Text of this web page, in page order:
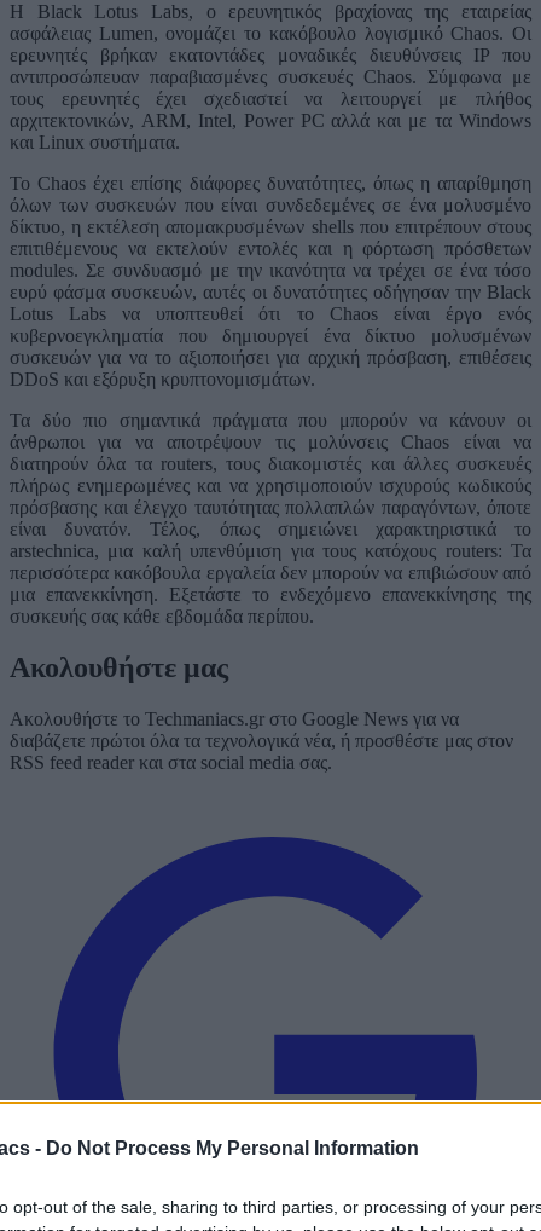
- Do Not Process My Personal Information
opt-out of the sale, sharing to third parties, or processing of your
Η Black Lotus Labs, ο ερευνητικός βραχίονας της εταιρείας
ασφάλειας Lumen, ονομάζει το κακόβουλο λογισμικό Chaos. Οι
ερευνητές βρήκαν εκατοντάδες μοναδικές διευθύνσεις IP που
αντιπροσώπευαν παραβιασμένες συσκευές Chaos. Σύμφωνα με
τους ερευνητές έχει σχεδιαστεί να λειτουργεί με πλήθος
αρχιτεκτονικών, ARM, Intel, Power PC αλλά και με τα Windows
και Linux συστήματα.
Το Chaos έχει επίσης διάφορες δυνατότητες, όπως η απαρίθμηση
όλων των συσκευών που είναι συνδεδεμένες σε ένα μολυσμένο
δίκτυο, η εκτέλεση απομακρυσμένων shells που επιτρέπουν στους
επιτιθέμενους να εκτελούν εντολές και η φόρτωση πρόσθετων
modules. Σε συνδυασμό με την ικανότητα να τρέχει σε ένα τόσο
ευρύ φάσμα συσκευών, αυτές οι δυνατότητες οδήγησαν την Black
Lotus Labs να υποπτευθεί ότι το Chaos είναι έργο ενός
κυβερνοεγκληματία που δημιουργεί ένα δίκτυο μολυσμένων
συσκευών για να το αξιοποιήσει για αρχική πρόσβαση, επιθέσεις
DDoS και εξόρυξη κρυπτονομισμάτων.
Τα δύο πιο σημαντικά πράγματα που μπορούν να κάνουν οι
άνθρωποι για να αποτρέψουν τις μολύνσεις Chaos είναι να
διατηρούν όλα τα routers, τους διακομιστές και άλλες συσκευές
πλήρως ενημερωμένες και να χρησιμοποιούν ισχυρούς κωδικούς
πρόσβασης και έλεγχο ταυτότητας πολλαπλών παραγόντων, όποτε
είναι δυνατόν. Τέλος, όπως σημειώνει χαρακτηριστικά το
arstechnica, μια καλή υπενθύμιση για τους κατόχους routers: Τα
περισσότερα κακόβουλα εργαλεία δεν μπορούν να επιβιώσουν από
μια επανεκκίνηση. Εξετάστε το ενδεχόμενο επανεκκίνησης της
συσκευής σας κάθε εβδομάδα περίπου.
Ακολουθήστε μας
Ακολουθήστε το Techmaniacs.gr στο Google News για να
διαβάζετε πρώτοι όλα τα τεχνολογικά νέα, ή προσθέστε μας στον
RSS feed reader και στα social media σας.